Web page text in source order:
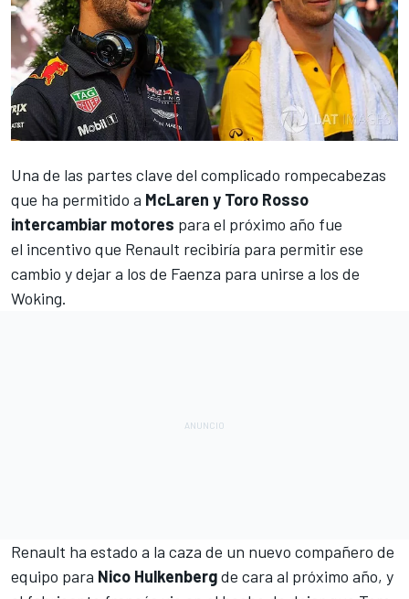
Una de las partes clave del complicado rompecabezas
que ha permitido a McLaren y Toro Rosso
intercambiar motores para el próximo año fue
el incentivo que Renault recibiría para permitir ese
cambio y dejar a los de Faenza para unirse a los de
Woking.
Renault ha estado a la caza de un nuevo compañero de
equipo para Nico Hulkenbergde cara al próximo año, y